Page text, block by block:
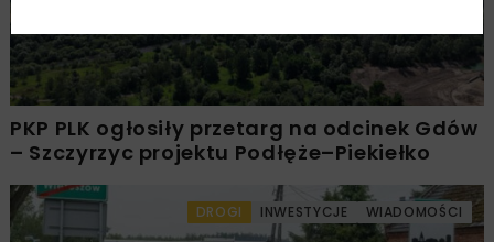
PKP PLK ogłosiły przetarg na odcinek Gdów
– Szczyrzyc projektu Podłęże–Piekiełko
DROGI INWESTYCJE WIADOMOŚCI